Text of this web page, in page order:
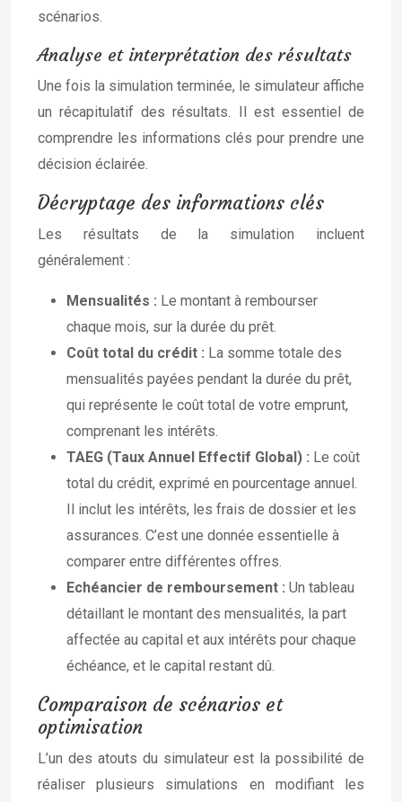
scénarios.
Analyse et interprétation des résultats
Une fois la simulation terminée, le simulateur affiche
un récapitulatif des résultats. Il est essentiel de
comprendre les informations clés pour prendre une
décision éclairée.
Décryptage des informations clés
Les résultats de la simulation incluent
généralement :
Mensualités : Le montant à rembourser
chaque mois, sur la durée du prêt.
Coût total du crédit : La somme totale des
mensualités payées pendant la durée du prêt,
qui représente le coût total de votre emprunt,
comprenant les intérêts.
TAEG (Taux Annuel Effectif Global) : Le coût
total du crédit, exprimé en pourcentage annuel.
Il inclut les intérêts, les frais de dossier et les
assurances. C’est une donnée essentielle à
comparer entre différentes offres.
Echéancier de remboursement : Un tableau
détaillant le montant des mensualités, la part
affectée au capital et aux intérêts pour chaque
échéance, et le capital restant dû.
Comparaison de scénarios et
optimisation
L’un des atouts du simulateur est la possibilité de
réaliser plusieurs simulations en modifiant les